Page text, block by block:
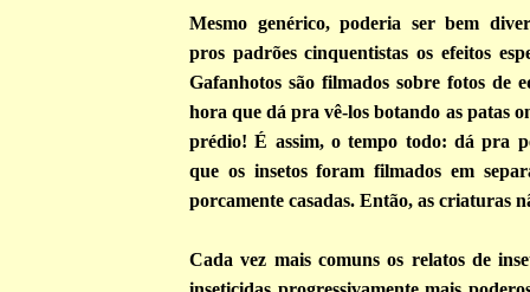
Mesmo genérico, poderia ser bem
pros padrões cinquentistas os efeitos
Gafanhotos são filmados sobre fotos de
hora que dá pra vê-los botando as patas
prédio! É assim, o tempo todo: dá pra
que os insetos foram filmados em
porcamente casadas. Então, as criaturas
Cada vez mais comuns os relatos de